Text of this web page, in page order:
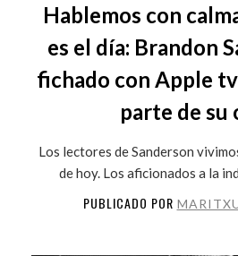
Hablemos con
es el día: Brandon
fichado con Apple
parte de su
Los lectores de Sanderson
de hoy. Los aficionados a la
PUBLICADO POR